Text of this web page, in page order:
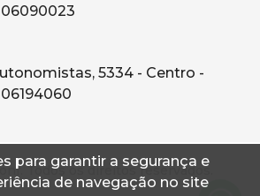
para garantir a segurança e
de navegação no site
06090023
5334 - Centro -
Todos os direitos reservados.